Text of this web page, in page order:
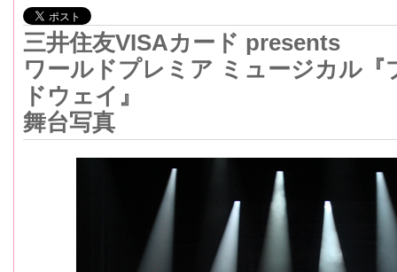
三井住友VISAカード presents
ワールドプレミア ミュージカル『
ドウェイ』
舞台写真